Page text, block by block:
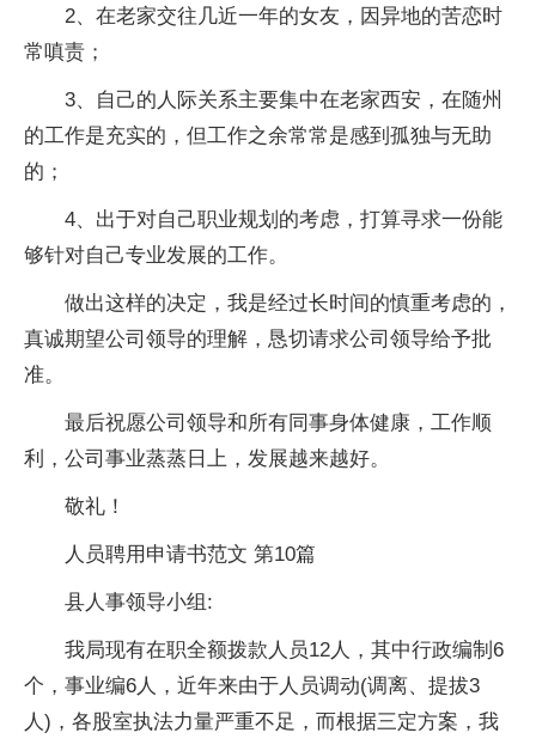
2、在老家交往几近一年的女友，因异地的苦恋时
常嗔责；
3、自己的人际关系主要集中在老家西安，在随州
的工作是充实的，但工作之余常常是感到孤独与无助
的；
4、出于对自己职业规划的考虑，打算寻求一份能
够针对自己专业发展的工作。
做出这样的决定，我是经过长时间的慎重考虑的，
真诚期望公司领导的理解，恳切请求公司领导给予批
准。
最后祝愿公司领导和所有同事身体健康，工作顺
利，公司事业蒸蒸日上，发展越来越好。
敬礼！
人员聘用申请书范文 第10篇
县人事领导小组:
我局现有在职全额拨款人员12人，其中行政编制6
个，事业编6人，近年来由于人员调动(调离、提拔3
人)，各股室执法力量严重不足，而根据三定方案，我